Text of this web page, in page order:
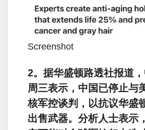
Screenshot
2。据华盛顿路透社报道
周三表示，中国已停止与
核军控谈判，以抗议华盛
出售武器。分析人士表示